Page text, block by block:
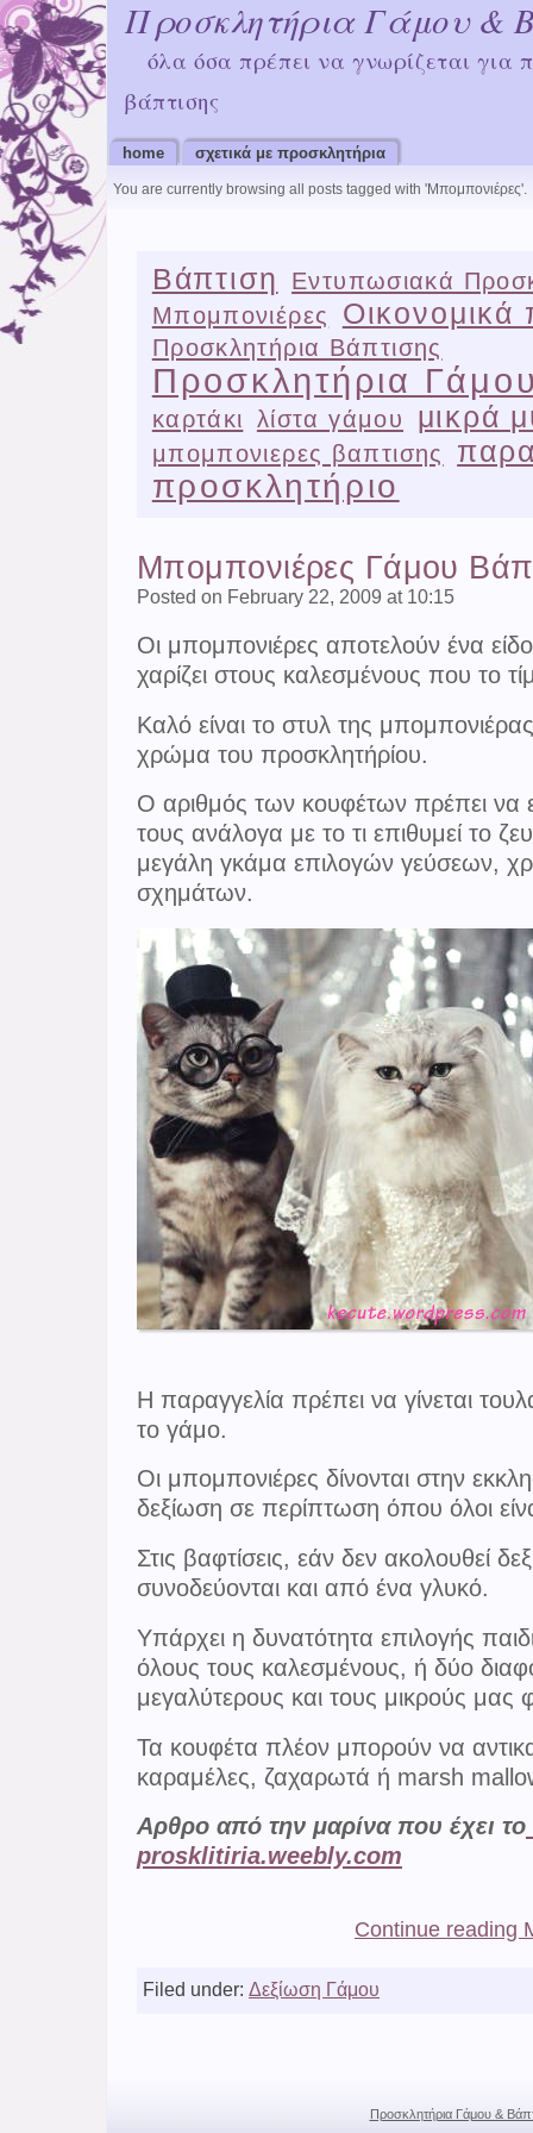
Προσκλητήρια Γάμου &
όλα όσα πρέπει να γνωρίζεται για
βάπτισης
home σχετικά με προσκλητήρια
You are currently browsing all posts tagged with 'Μπομπονιέρες'.
Βάπτιση
Εντυπωσιακά
Μπομπονιέρες
Οικονομικά
Προσκλητήρια Βάπτισης
Προσκλητήρια
καρτάκι λίστα γάμου μικρά
μπομπονιερες βαπτισης
προσκλητήριο
Μπομπονιέρες Γάμου
Posted on February 22, 2009 at 10:15
Οι μπομπονιέρες αποτελούν ένα
χαρίζει στους καλεσμένους που το
Καλό είναι το στυλ της
χρώμα του προσκλητήρίου.
Ο αριθμός των κουφέτων πρέπει να
τους ανάλογα με το τι επιθυμεί το
μεγάλη γκάμα επιλογών γεύσεων,
σχημάτων.
Η παραγγελία πρέπει να γίνεται
το γάμο.
Οι μπομπονιέρες δίνονται στην
δεξίωση σε περίπτωση όπου όλοι
Στις βαφτίσεις, εάν δεν ακολουθεί
συνοδεύονται και από ένα γλυκό.
Υπάρχει η δυνατότητα επιλογής
όλους τους καλεσμένους, ή δύο
μεγαλύτερους και τους μικρούς μας
Τα κουφέτα πλέον μπορούν να
καραμέλες, ζαχαρωτά ή marsh
Αρθρο από την μαρίνα που έχει το
prosklitiria.weebly.com
Continue reading
Filed under: Δεξίωση Γάμου
Προσκλητήρια Γάμου &